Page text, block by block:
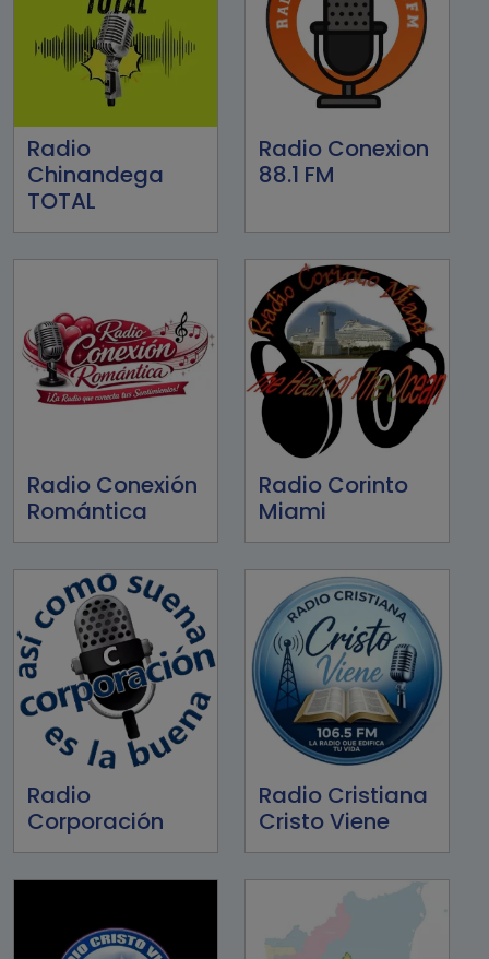
Radio
Chinandega
TOTAL
Radio Conexion
88.1 FM
Radio Conexión
Romántica
Radio Corinto
Miami
Radio
Corporación
Radio Cristiana
Cristo Viene